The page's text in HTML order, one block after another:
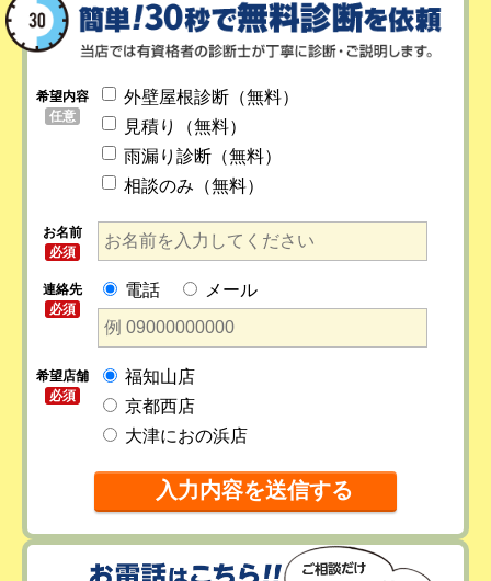
希望内容
任意
外壁屋根診断（無料）
見積り（無料）
雨漏り診断（無料）
相談のみ（無料）
お名前
必須
連絡先
必須
電話 メール
希望店舗
必須
福知山店
京都西店
大津におの浜店